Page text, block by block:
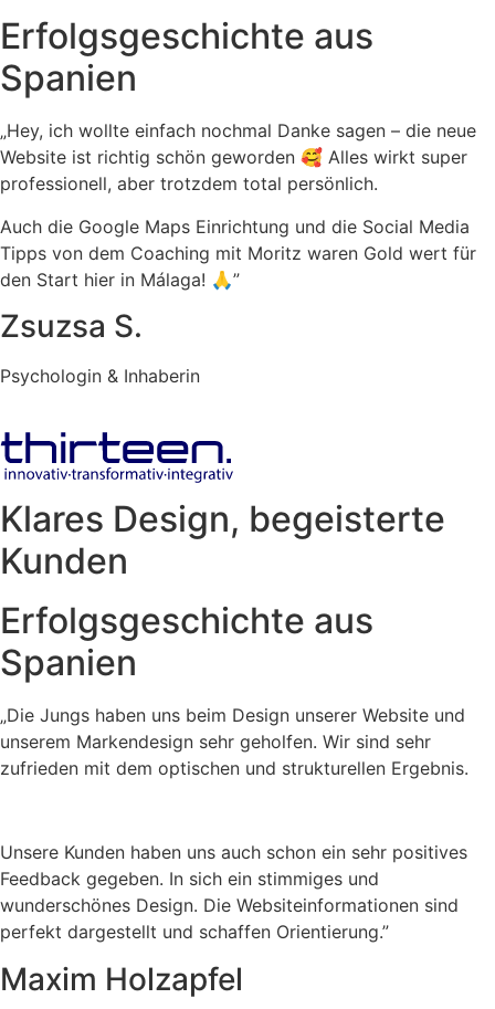
Erfolgsgeschichte aus
Spanien
„Hey, ich wollte einfach nochmal Danke sagen – die neue
Website ist richtig schön geworden 🥰 Alles wirkt super
professionell, aber trotzdem total persönlich.
Auch die Google Maps Einrichtung und die Social Media
Tipps von dem Coaching mit Moritz waren Gold wert für
den Start hier in Málaga! 🙏”
Zsuzsa S.
Psychologin & Inhaberin
Klares Design, begeisterte
Kunden
Erfolgsgeschichte aus
Spanien
„Die Jungs haben uns beim Design unserer Website und
unserem Markendesign sehr geholfen. Wir sind sehr
zufrieden mit dem optischen und strukturellen Ergebnis.
Unsere Kunden haben uns auch schon ein sehr positives
Feedback gegeben. In sich ein stimmiges und
wunderschönes Design. Die Websiteinformationen sind
perfekt dargestellt und schaffen Orientierung.”
Maxim Holzapfel